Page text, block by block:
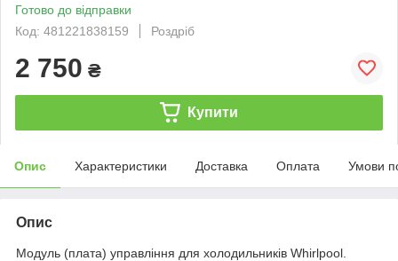
Готово до відправки
Код: 481221838159
Роздріб
2 750 ₴
Купити
Опис Характеристики Доставка Оплата Умови
Опис
Модуль (плата) управління для холодильників Whirlpool.